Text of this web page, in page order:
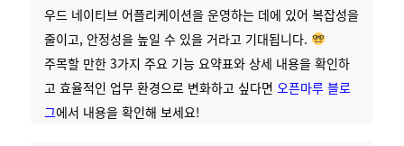
우드 네이티브 어플리케이션을 운영하는 데에 있어 복잡성을
줄이고, 안정성을 높일 수 있을 거라고 기대됩니다.
주목할 만한 3가지 주요 기능 요약표와 상세 내용을 확인하
고 효율적인 업무 환경으로 변화하고 싶다면 오픈마루 블로
그에서 내용을 확인해 보세요!